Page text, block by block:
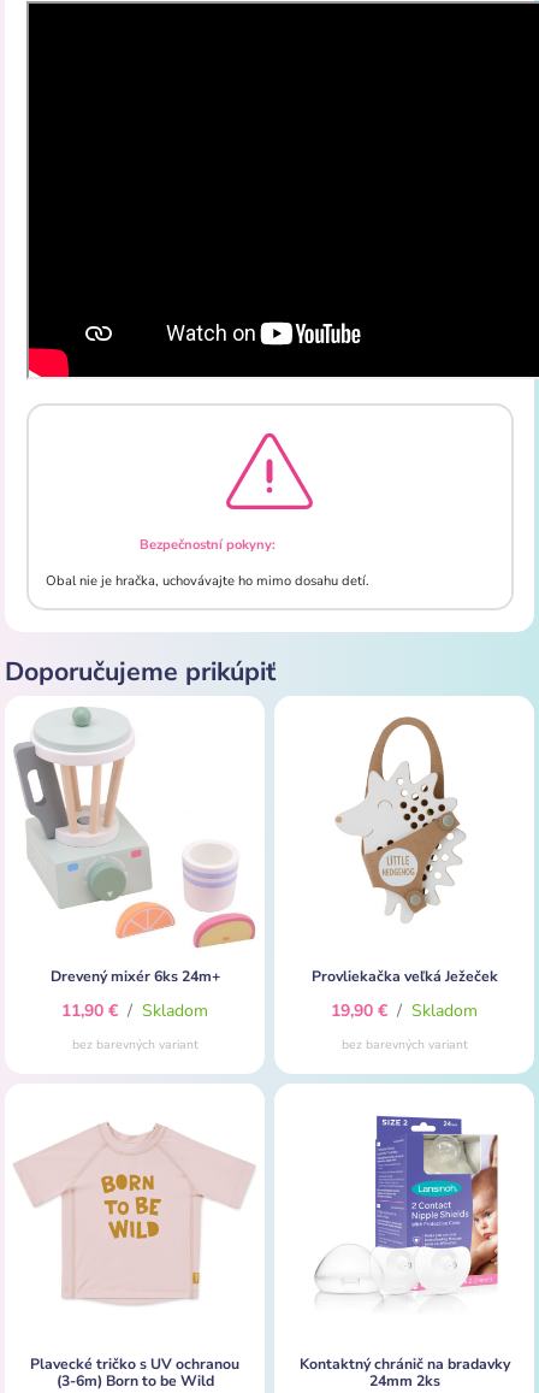
Bezpečnostní pokyny:
Obal nie je hračka, uchovávajte ho mimo dosahu detí.
Doporučujeme prikúpiť
Drevený mixér 6ks 24m+
11,90 € / Skladom
bez barevných variant
Provliekačka veľká Ježeček
19,90 € / Skladom
bez barevných variant
Plavecké tričko s UV ochranou
(3-6m) Born to be Wild
Kontaktný chránič na bradavky
24mm 2ks